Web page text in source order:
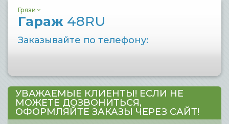
Грязи
Гараж 48RU
Заказывайте по телефону:
УВАЖАЕМЫЕ КЛИЕНТЫ! ЕСЛИ НЕ
МОЖЕТЕ ДОЗВОНИТЬСЯ,
ОФОРМЛЯЙТЕ ЗАКАЗЫ ЧЕРЕЗ САЙТ!